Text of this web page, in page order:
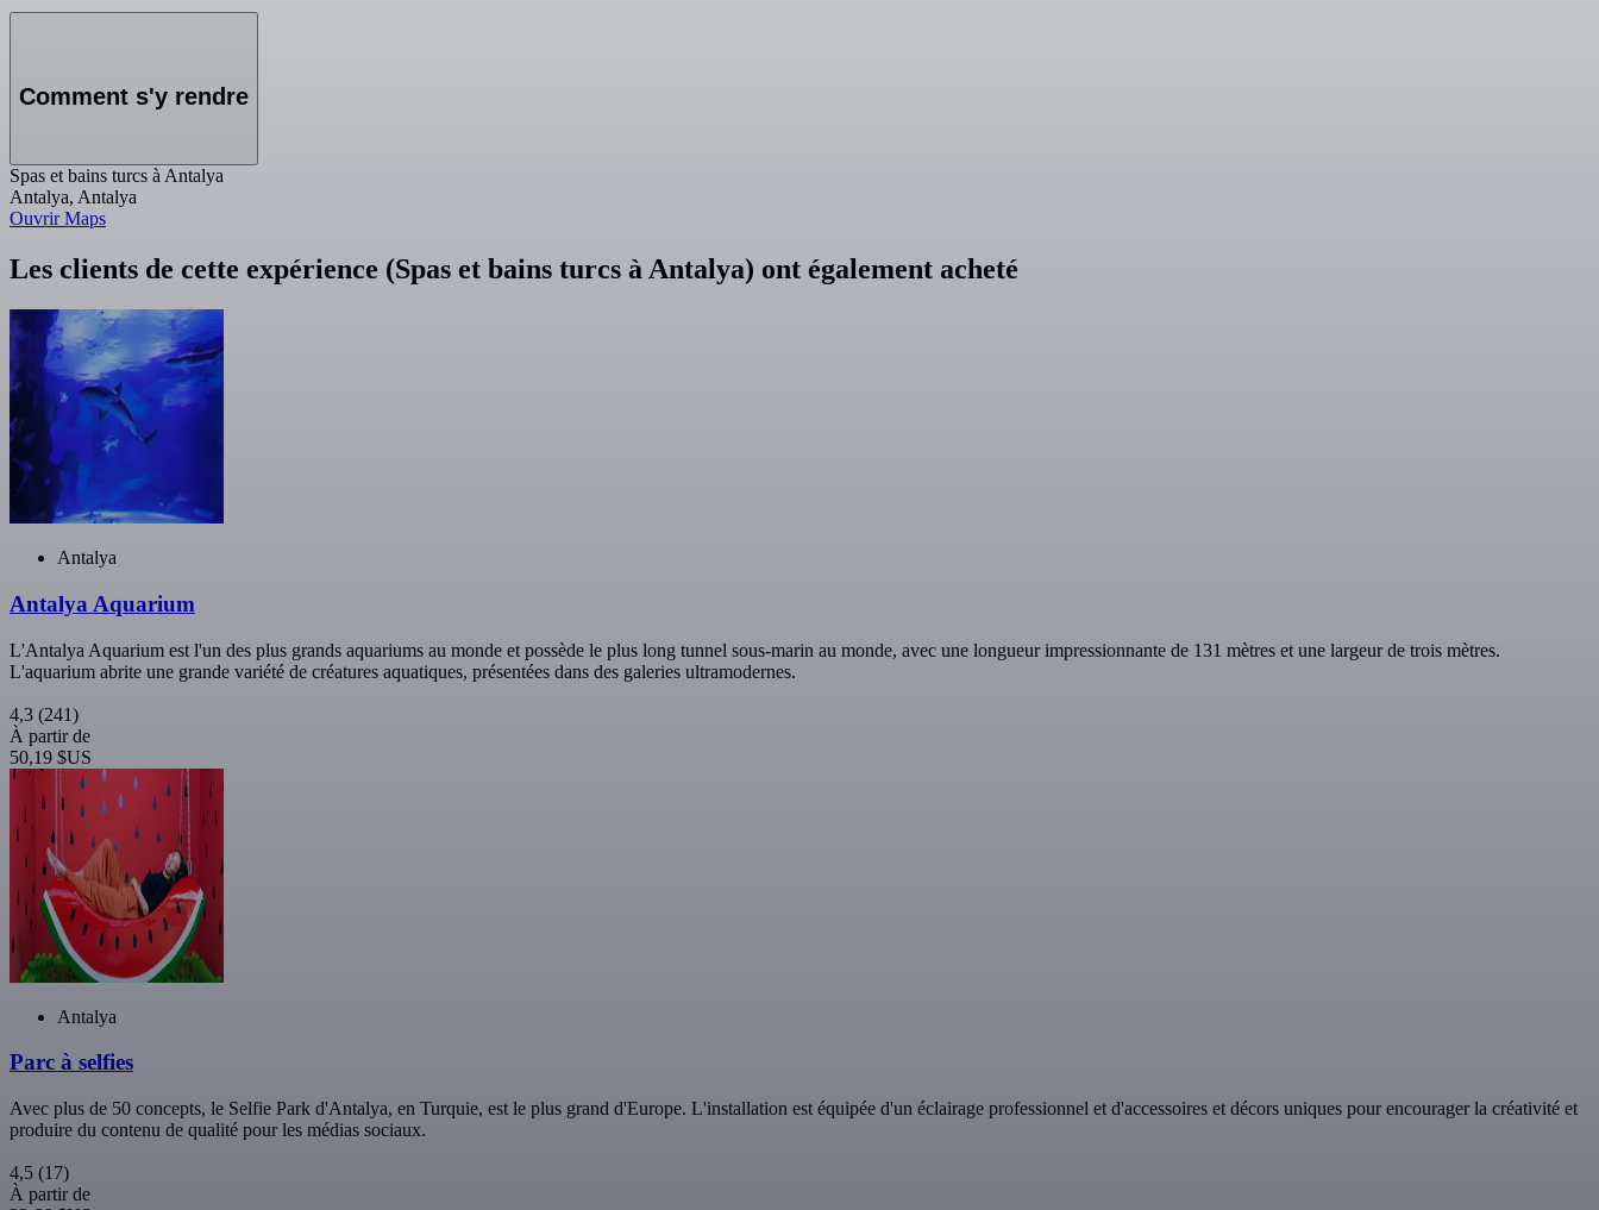
Comment s'y rendre
Spas et bains turcs à Antalya
Antalya, Antalya
Ouvrir Maps
Les clients de cette expérience (Spas et bains turcs à Antalya) ont également acheté
Antalya
Antalya Aquarium
L'Antalya Aquarium est l'un des plus grands aquariums au monde et possède le plus long tunnel sous-marin au monde, avec une longueur impressionnante de 131 mètres et une largeur de trois mètres.
L'aquarium abrite une grande variété de créatures aquatiques, présentées dans des galeries ultramodernes.
4,3 (241)
À partir de
50,19 $US
Antalya
Parc à selfies
Avec plus de 50 concepts, le Selfie Park d'Antalya, en Turquie, est le plus grand d'Europe. L'installation est équipée d'un éclairage professionnel et d'accessoires et décors uniques pour encourager la créativité et
produire du contenu de qualité pour les médias sociaux.
4,5 (17)
À partir de